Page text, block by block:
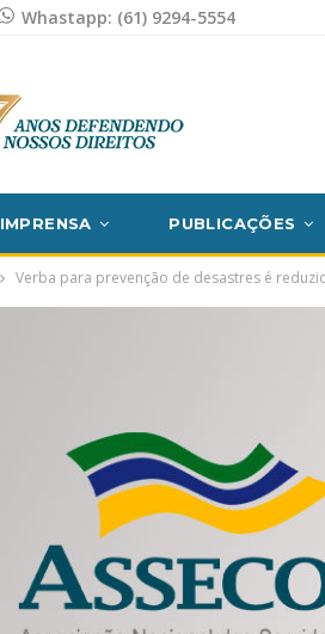
Whastapp: (61) 9294-5554
IMPRENSA PUBLICAÇÕES
Verba para prevenção de desastres é